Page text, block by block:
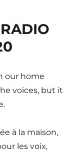
our home
voices, but it
à la maison,
les voix,